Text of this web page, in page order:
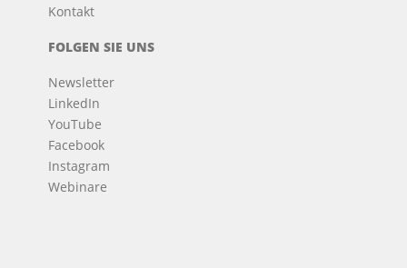
Kontakt
FOLGEN SIE UNS
Newsletter
LinkedIn
YouTube
Facebook
Instagram
Webinare